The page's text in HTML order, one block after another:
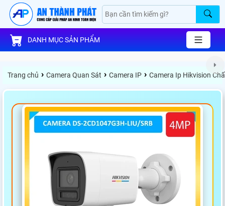
DANH MỤC SẢN PHẨM
Trang chủ › Camera Quan Sát › Camera IP › Camera Ip Hikvision